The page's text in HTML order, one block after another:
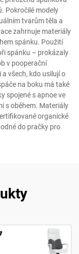
Pokročilé modely
tvarům těla a
zahrnuje materiály
spánku. Použití
spánku – prokázaly
v pooperační
všech, kdo usilují o
na boku má také
spojené s apnoe ve
s oběhem. Materiály
organické
do pračky pro